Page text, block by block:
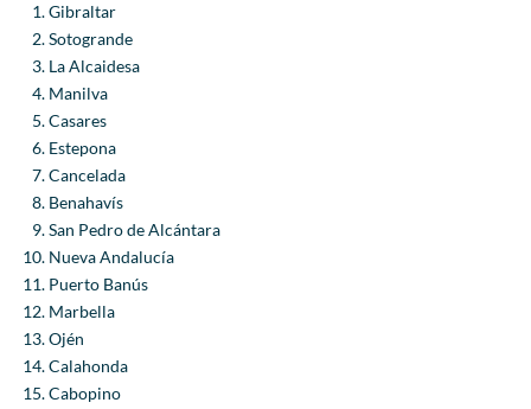
Gibraltar
Sotogrande
La Alcaidesa
Manilva
Casares
Estepona
Cancelada
Benahavís
San Pedro de Alcántara
Nueva Andalucía
Puerto Banús
Marbella
Ojén
Calahonda
Cabopino